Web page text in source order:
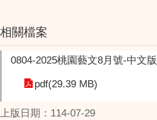
相關檔案
0804-2025桃園藝文8月號-中文
pdf(29.39 MB)
上版日期：114-07-29